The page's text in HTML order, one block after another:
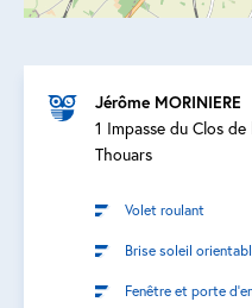
Jérôme MORINIERE
1 Impasse du Clos
Thouars
Volet roulant
Brise soleil
Fenêtre et porte